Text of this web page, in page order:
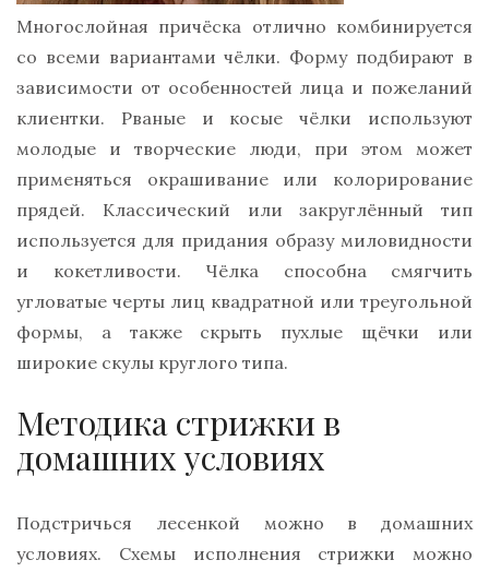
Многослойная причёска отлично комбинируется
со всеми вариантами чёлки. Форму подбирают в
зависимости от особенностей лица и пожеланий
клиентки. Рваные и косые чёлки используют
молодые и творческие люди, при этом может
применяться окрашивание или колорирование
прядей. Классический или закруглённый тип
используется для придания образу миловидности
и кокетливости. Чёлка способна смягчить
угловатые черты лиц квадратной или треугольной
формы, а также скрыть пухлые щёчки или
широкие скулы круглого типа.
Методика стрижки в
домашних условиях
Подстричься лесенкой можно в домашних
условиях. Схемы исполнения стрижки можно